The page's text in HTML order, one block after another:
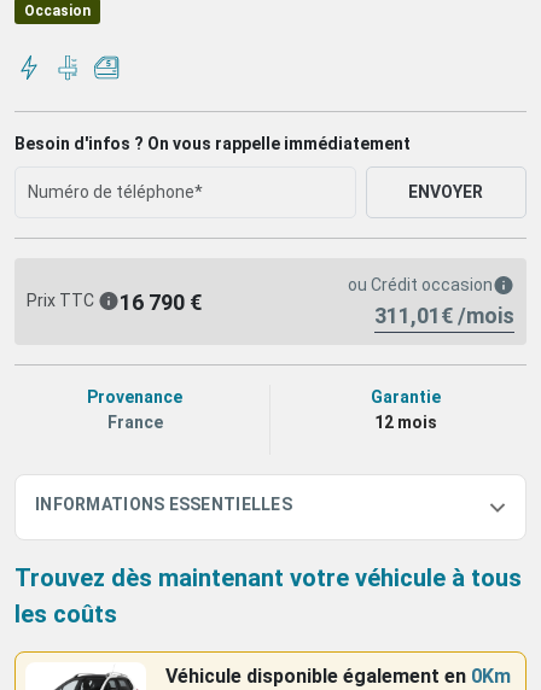
Occasion
Besoin d'infos ? On vous rappelle immédiatement
ENVOYER
Prix TTC 16 790 €
ou Crédit occasion
311,01€ /mois
Provenance
France
Garantie
12 mois
INFORMATIONS ESSENTIELLES
Trouvez dès maintenant votre véhicule à tous
les coûts
Véhicule disponible également en 0Km